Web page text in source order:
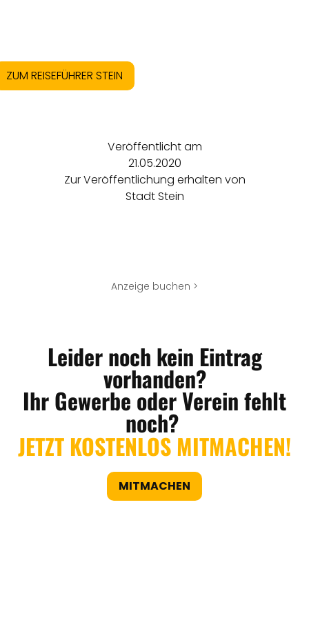
ZUM REISEFÜHRER STEIN
Veröffentlicht am
21.05.2020
Zur Veröffentlichung erhalten von
Stadt Stein
Anzeige buchen >
Leider noch kein Eintrag
vorhanden?
Ihr Gewerbe oder Verein fehlt
noch?
JETZT KOSTENLOS MITMACHEN!
MITMACHEN